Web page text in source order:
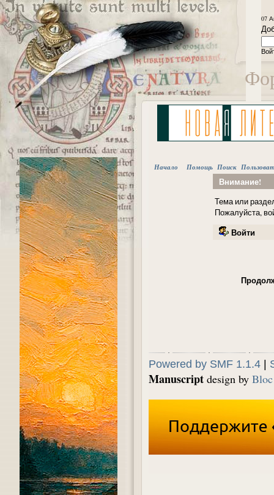
07
Начало Помощь Поиск
Внимание!
Тема или
Пожалуйста,
Войти
Powered by SMF 1.1.4 |
Manuscript design by Bloc